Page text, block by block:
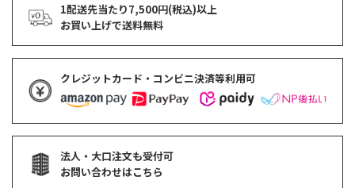
1配送先当たり7,500円(税込)以上
お買い上げで送料無料
クレジットカード・コンビニ決済等利用可
法人・大口注文も受付可
お問い合わせはこちら